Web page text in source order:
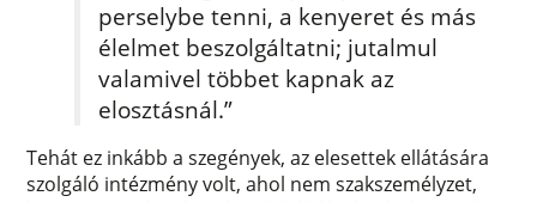
perselybe tenni, a kenyeret és más
élelmet beszolgáltatni; jutalmul
valamivel többet kapnak az
elosztásnál.”
Tehát ez inkább a szegények, az elesettek ellátására
szolgáló intézmény volt, ahol nem szakszemélyzet,